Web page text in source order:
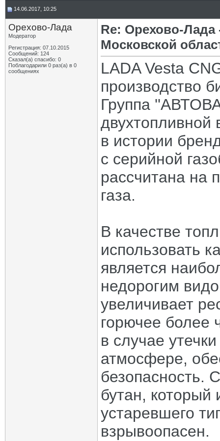
14.06.2017, 10:25
Орехово-Лада
Модератор
Регистрация: 07.10.2015
Сообщений: 124
Сказал(а) спасибо: 0
Поблагодарили 0 раз(а) в 0
сообщениях
Re: Орехово-
Московской
LADA Vesta
производство
Группа
двухтопливной
в истории
с серийной
рассчитана на
газа.
В качестве
использовать
является
недорогим
увеличивает
горючее более
в случае
атмосфере,
безопасность.
бутан, который
устаревшего
взрывоопасен.